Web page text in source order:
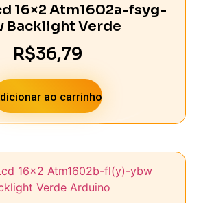
16×2 Atm1602a-fsyg-
Backlight Verde
R$36,79
ao carrinho